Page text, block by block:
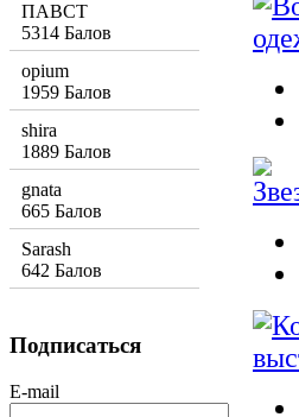
ПАВСТ
5314 Балов
opium
1959 Балов
shira
1889 Балов
gnata
665 Балов
Sarash
642 Балов
Подписаться
E-mail